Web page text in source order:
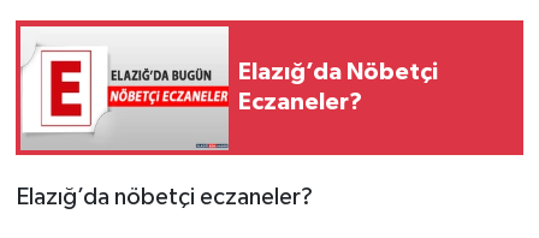
Elazığ’da Nöbetçi
Eczaneler?
Elazığ’da nöbetçi eczaneler?
POLİTİKA
SAĞLIK